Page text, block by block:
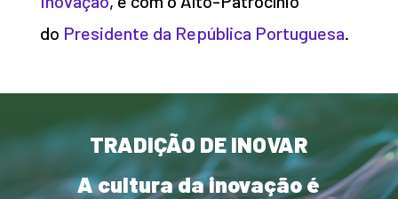
do Presidente da República Portuguesa.
TRADIÇÃO DE INOVAR
A cultura da inovação é